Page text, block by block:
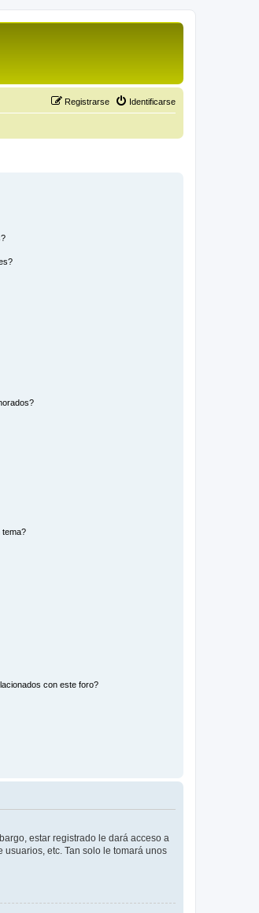
Identificarse
Registrarse
tema?
con este foro?
estar registrado le dará acceso a
etc. Tan solo le tomará unos